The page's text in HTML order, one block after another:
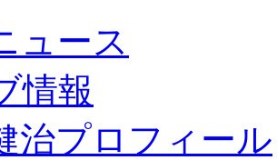
ュース
情報
治プロフィール